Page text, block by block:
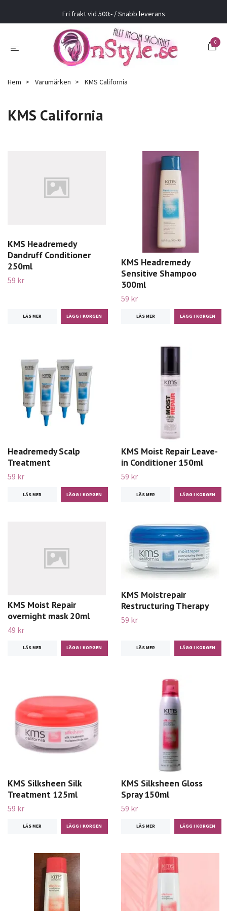
Fri frakt vid 500:- / Snabb leverans
0
Hem Varumärken KMS California
KMS California
KMS Headremedy
Dandruff Conditioner
250ml
59 kr
LÄS MER
KMS Headremedy
Sensitive Shampoo
300ml
59 kr
LÄS MER
Headremedy Scalp
Treatment
59 kr
LÄS MER
KMS Moist Repair Leave-
in Conditioner 150ml
59 kr
LÄS MER
KMS Moist Repair
overnight mask 20ml
49 kr
LÄS MER
KMS Moistrepair
Restructuring Therapy
59 kr
LÄS MER
KMS Silksheen Silk
Treatment 125ml
59 kr
LÄS MER
KMS Silksheen Gloss
Spray 150ml
59 kr
LÄS MER